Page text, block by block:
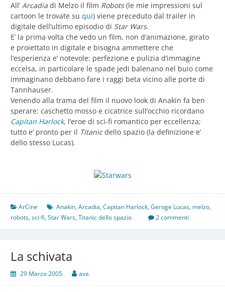
All’ Arcadia di Melzo il film Robots(le mie impressioni sul
cartoon le trovate su qui) viene preceduto dal trailer in
digitale dell’ultimo episodio di Star Wars.
E’ la prima volta che vedo un film, non d’animazione, girato
e proiettato in digitale e bisogna ammettere che
l’esperienza e’ notevole: perfezione e pulizia d’immagine
eccelsa, in particolare le spade jedi balenano nel buio come
immaginano debbano fare i raggi beta vicino alle porte di
Tannhauser.
Venendo alla trama del film il nuovo look di Anakin fa ben
sperare: caschetto mosso e cicatrice sull’occhio ricordano
Capitan Harlock, l’eroe di sci-fi romantico per eccellenza;
tutto e’ pronto per il Titanicdello spazio (la definizione e’
dello stesso Lucas).
ArCine Anakin,Arcadia,Capitan Harlock,Geroge Lucas, melzo,
robots,sci-fi,Star Wars,Titanic dello spazio 2 commenti
La schivata
29 Marzo 2005 ava